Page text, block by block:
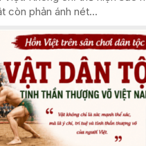
còn phản ánh nét...